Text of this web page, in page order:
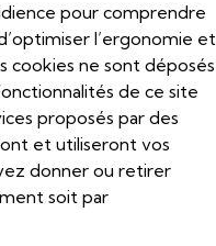
pour comprendre
l’ergonomie et
cookies ne sont déposés
de ce site
proposés par des
et utiliseront vos
donner ou retirer
soit par